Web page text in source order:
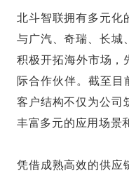
北斗智联拥有多元化
与广汽、奇瑞、长城
积极开拓海外市场，
际合作伙伴。截至
客户结构不仅为公司
丰富多元的应用场景
凭借成熟高效的供应